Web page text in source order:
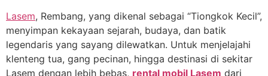
Lasem, Rembang, yang dikenal sebagai “Tiongkok Kecil”,
menyimpan kekayaan sejarah, budaya, dan batik
legendaris yang sayang dilewatkan. Untuk menjelajahi
klenteng tua, gang pecinan, hingga destinasi di sekitar
Lasem dengan lebih bebas, rental mobil Lasem dari